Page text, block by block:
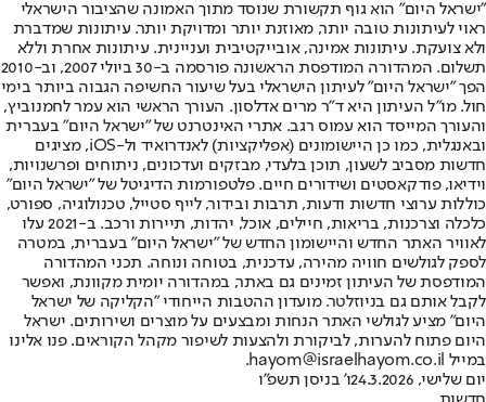
"ישראל היום" הוא גוף תקשורת שנוסד מתוך האמונה שהציבור הישראלי
ראוי לעיתונות טובה יותר, מאוזנת יותר ומדויקת יותר. עיתונות שמדברת
ולא צועקת. עיתונות אמינה, אובייקטיבית ועניינית. עיתונות אחרת וללא
תשלום. המהדורה המודפסת הראשונה פורסמה ב-30 ביולי 2007, וב-2010
הפך "ישראל היום" לעיתון הישראלי בעל שיעור החשיפה הגבוה ביותר בימי
חול. מו"ל העיתון היא ד"ר מרים אדלסון. העורך הראשי הוא עמר לחמנוביץ,
והעורך המייסד הוא עמוס רגב. אתרי האינטרנט של "ישראל היום" בעברית
ובאנגלית, כמו כן היישומונים (אפליקציות) לאנדרואיד ול-iOS, מציגים
חדשות מסביב לשעון, תוכן בלעדי, מבזקים ועדכונים, ניתוחים ופרשנויות,
וידיאו, פודקאסטים ושידורים חיים. פלטפורמות הדיגיטל של "ישראל היום"
כוללות ערוצי חדשות ודעות, תרבות ובידור, לייף סטייל, טכנולוגיה, ספורט,
כלכלה וצרכנות, בריאות, חיילים, אוכל, יהדות, תיירות ורכב. ב-2021 עלו
לאוויר האתר החדש והיישומון החדש של "ישראל היום" בעברית, במטרה
לספק לגולשים חוויה מהירה, עדכנית, בטוחה ונוחה. תכני המהדורה
המודפסת של העיתון זמינים גם באתר, במהדורה יומית מקוונת, ואפשר
לקבל אותם גם בניוזלטר. מועדון ההטבות הייחודי "הקליקה של ישראל
היום" מציע לגולשי האתר הנחות ומבצעים על מוצרים ושירותים. ישראל
היום פתוח להערות, לביקורת ולהצעות לשיפור מקהל הקוראים. פנו אלינו
במייל hayom@israelhayom.co.il.
יום שלישי, 24.3.2026
ו' בניסן תשפ"ו